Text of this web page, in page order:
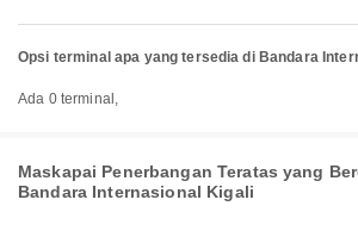
Opsi terminal apa yang tersedia di Bandara
Ada 0 terminal,
Maskapai Penerbangan Teratas yang
Bandara Internasional Kigali